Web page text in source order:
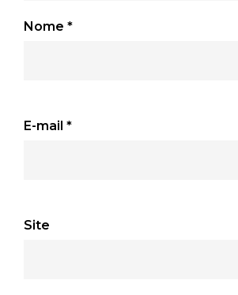
Nome *
E-mail *
Site